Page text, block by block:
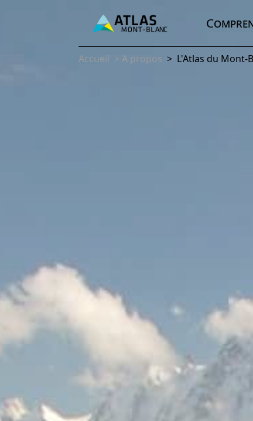
Accueil >A propos > L'Atlas du Mont-